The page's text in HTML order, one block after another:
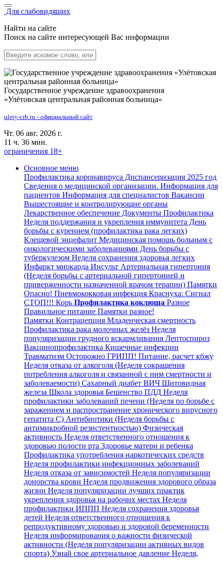
Для слабовидящих
Найти на сайте
Поиск на сайте интересующей Вас информации
Государственное учреждение здравоохранения
«Улётовская центральная районная больница»
ulety-crb.ru - официальный сайт
Чт. 06 авг. 2026 г.
11 ч. 36 мин.
ограничения 18+
Основное меню
Профилактика коронавируса Диспансеризация 2025 год
Сведения о медицинской организации. Информация для
пациентов Информация для специалистов Вакансии
Вышестоящие и контролирующие органы
Лекарственное обеспечение Документы Профилактика
Неделя поддержания и укрепления иммунитета День
борьбы с курением (профилактика рака легких)
Клещевой энцефалит Медицинская помощь больным с
онкологическими заболеваниями День борьбы с
туберкулезом Неделя сохранения здоровья легких
Инфаркт миокарда Инсульт Артериальная гипертония
(Неделя борьбы с артериальной гипертонией и
приверженности назначенной врачом терапии) Памятки
Опасно! Пневмококковая инфекция Краснуха: Сигнал
СТОП!!! Корь Профилактика коклюша Разное
Правильное питание Памятки разное!
Памятки Контрацепция Младенческая смертность
Профилактика рака молочных желёз Неделя
популяризации грудного вскармливания Лептоспироз
Вакцинопрофилактика Кишечные инфекции
Травматизм Осторожно ГРИПП! Питание, расчет кбжу
Неделя отказа от алкоголя (Неделя сокращения
потребления алкоголя и связанной с ним смертности и
заболеваемости) Сахарный диабет ВИЧ Щитовидная
железа Школа здоровья Бешенство ПДД Неделя
профилактики заболеваний печени (Неделя по борьбе с
заражением и распространение хронического вирусного
гепатита С) Антибиотики (Неделя борьбы с
антимикробной резистентностью) Физическая
активность Неделя ответственного отношения к
здоровью полости рта Здоровье матери и ребенка
Профилактика употребления наркотических средств
Неделя профилактики инфекционных заболеваний
Неделя отказа от зависимостей Неделя популяризации
донорства крови Неделя продвижения здорового образа
жизни Неделя популяризации лучших практик
укрепления здоровья на рабочих местах Неделя
профилактики ИППП Неделя сохранения здоровья
детей Неделя ответственного отношения к
репродуктивному здоровью и здоровой беременности
Неделя информирования о важности физической
активности (Неделя популяризации активных видов
спорта) Узнай свое артериальное давление Неделя,